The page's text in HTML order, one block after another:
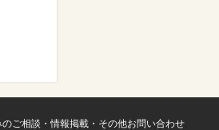
ご相談・情報掲載・その他お問い合わせ